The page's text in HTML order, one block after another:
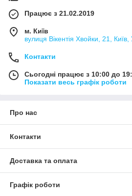
Працює з 21.02.2019
м. Київ
вулиця Вікентія Хвойки, 21, Київ,
Контакти
Сьогодні працює з 10:00 до
Показати весь графік роботи
Про нас
Контакти
Доставка та оплата
Графік роботи